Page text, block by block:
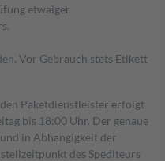
etwaiger
Vor Gebrauch stets Etikett
Paketdienstleister erfolgt
bis 18:00 Uhr. Der genaue
in Abhängigkeit der
des Spediteurs